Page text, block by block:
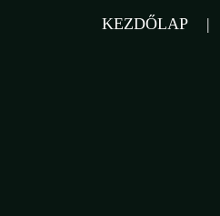
KEZDŐLAP|